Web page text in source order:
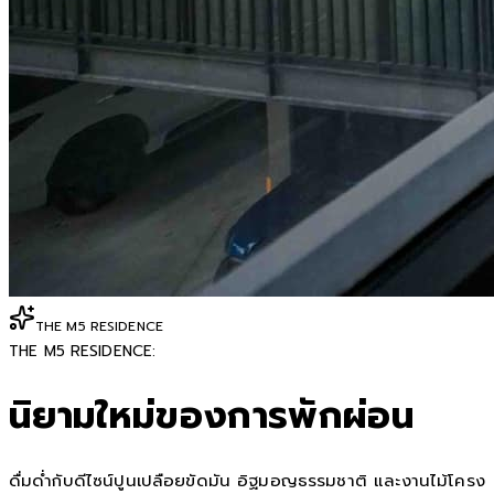
THE M5 RESIDENCE
THE M5 RESIDENCE:
นิยามใหม่ของการพักผ่อน
ดื่มด่ำกับดีไซน์ปูนเปลือยขัดมัน อิฐมอญธรรมชาติ และงานไม้โครง